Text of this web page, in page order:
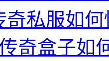
奇私服如
奇盒子如